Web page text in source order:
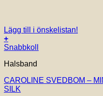
Lägg till i önskelistan!
+
Snabbkoll
Halsband
CAROLINE SVEDBOM –
SILK